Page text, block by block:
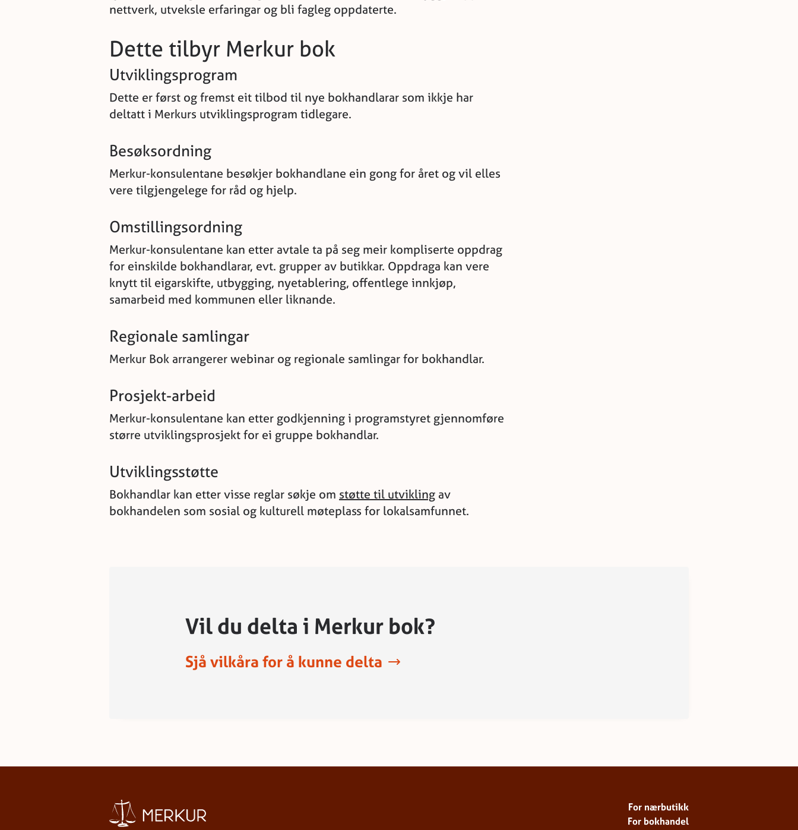
nettverk, utveksle erfaringar og bli fagleg oppdaterte.
Dette tilbyr Merkur bok
Utviklingsprogram
Dette er først og fremst eit tilbod til nye bokhandlarar som ikkje har
deltatt i Merkurs utviklingsprogram tidlegare.
Besøksordning
Merkur-konsulentane besøkjer bokhandlane ein gong for året og vil elles
vere tilgjengelege for råd og hjelp.
Omstillingsordning
Merkur-konsulentane kan etter avtale ta på seg meir kompliserte oppdrag
for einskilde bokhandlarar, evt. grupper av butikkar. Oppdraga kan vere
knytt til eigarskifte, utbygging, nyetablering, offentlege innkjøp,
samarbeid med kommunen eller liknande.
Regionale samlingar
Merkur Bok arrangerer webinar og regionale samlingar for bokhandlar.
Prosjekt-arbeid
Merkur-konsulentane kan etter godkjenning i programstyret gjennomføre
større utviklingsprosjekt for ei gruppe bokhandlar.
Utviklingsstøtte
Bokhandlar kan etter visse reglar søkje om støtte til utvikling av
bokhandelen som sosial og kulturell møteplass for lokalsamfunnet.
Vil du delta i Merkur bok?
Sjå vilkåra for å kunne delta
For nærbutikk
For bokhandel